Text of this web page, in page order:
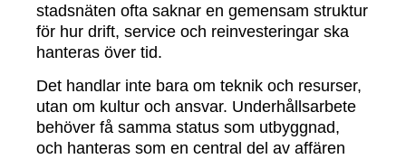
stadsnäten ofta saknar en gemensam struktur
för hur drift, service och reinvesteringar ska
hanteras över tid.
Det handlar inte bara om teknik och resurser,
utan om kultur och ansvar. Underhållsarbete
behöver få samma status som utbyggnad,
och hanteras som en central del av affären